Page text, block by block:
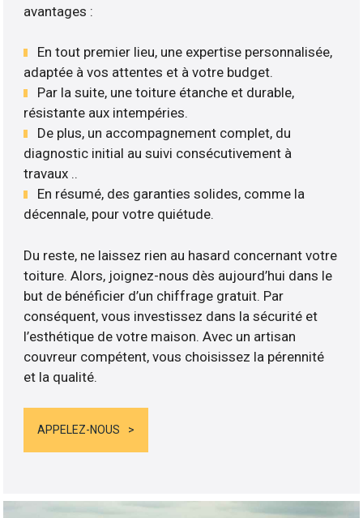
avantages :
En tout premier lieu, une expertise personnalisée,
adaptée à vos attentes et à votre budget.
Par la suite, une toiture étanche et durable,
résistante aux intempéries.
De plus, un accompagnement complet, du
diagnostic initial au suivi consécutivement à
travaux ..
En résumé, des garanties solides, comme la
décennale, pour votre quiétude.
Du reste, ne laissez rien au hasard concernant votre
toiture. Alors, joignez-nous dès aujourd’hui dans le
but de bénéficier d’un chiffrage gratuit. Par
conséquent, vous investissez dans la sécurité et
l’esthétique de votre maison. Avec un artisan
couvreur compétent, vous choisissez la pérennité
et la qualité.
APPELEZ-NOUS